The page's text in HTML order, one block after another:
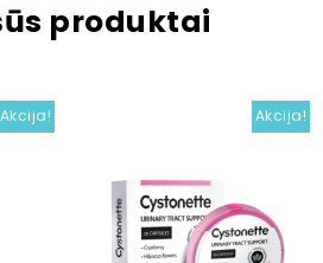
produktai
Akcija! Akcija!